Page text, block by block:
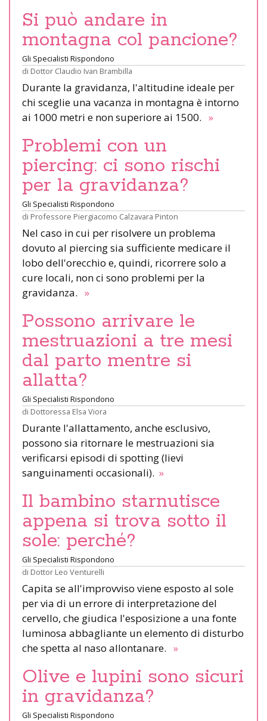
Si può andare in
montagna col pancione?
Gli Specialisti Rispondono
di Dottor Claudio Ivan Brambilla
Durante la gravidanza, l'altitudine ideale per
chi sceglie una vacanza in montagna è intorno
ai 1000 metri e non superiore ai 1500. »
Problemi con un
piercing: ci sono rischi
per la gravidanza?
Gli Specialisti Rispondono
di Professore Piergiacomo Calzavara Pinton
Nel caso in cui per risolvere un problema
dovuto al piercing sia sufficiente medicare il
lobo dell'orecchio e, quindi, ricorrere solo a
cure locali, non ci sono problemi per la
gravidanza. »
Possono arrivare le
mestruazioni a tre mesi
dal parto mentre si
allatta?
Gli Specialisti Rispondono
di Dottoressa Elsa Viora
Durante l'allattamento, anche esclusivo,
possono sia ritornare le mestruazioni sia
verificarsi episodi di spotting (lievi
sanguinamenti occasionali). »
Il bambino starnutisce
appena si trova sotto il
sole: perché?
Gli Specialisti Rispondono
di Dottor Leo Venturelli
Capita se all'improvviso viene esposto al sole
per via di un errore di interpretazione del
cervello, che giudica l'esposizione a una fonte
luminosa abbagliante un elemento di disturbo
che spetta al naso allontanare. »
Olive e lupini sono sicuri
in gravidanza?
Gli Specialisti Rispondono